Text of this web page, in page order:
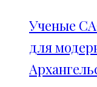
Ученые
для